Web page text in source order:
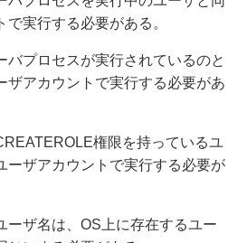
で実行する必要がある。
バプロセスが実行されているのと
ザアカウントで実行する必要があ
権限を持っているユ
ーザアカウントで実行する必要が
ーザ名は、OS上に存在するユー